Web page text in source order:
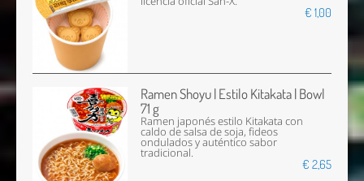
€ 1,00
Ramen Shoyu | Estilo Kitakata | Bowl
71 g
Ramen japonés estilo Kitakata con
caldo de salsa de soja, fideos
ondulados y auténtico sabor
tradicional.
€ 2,65